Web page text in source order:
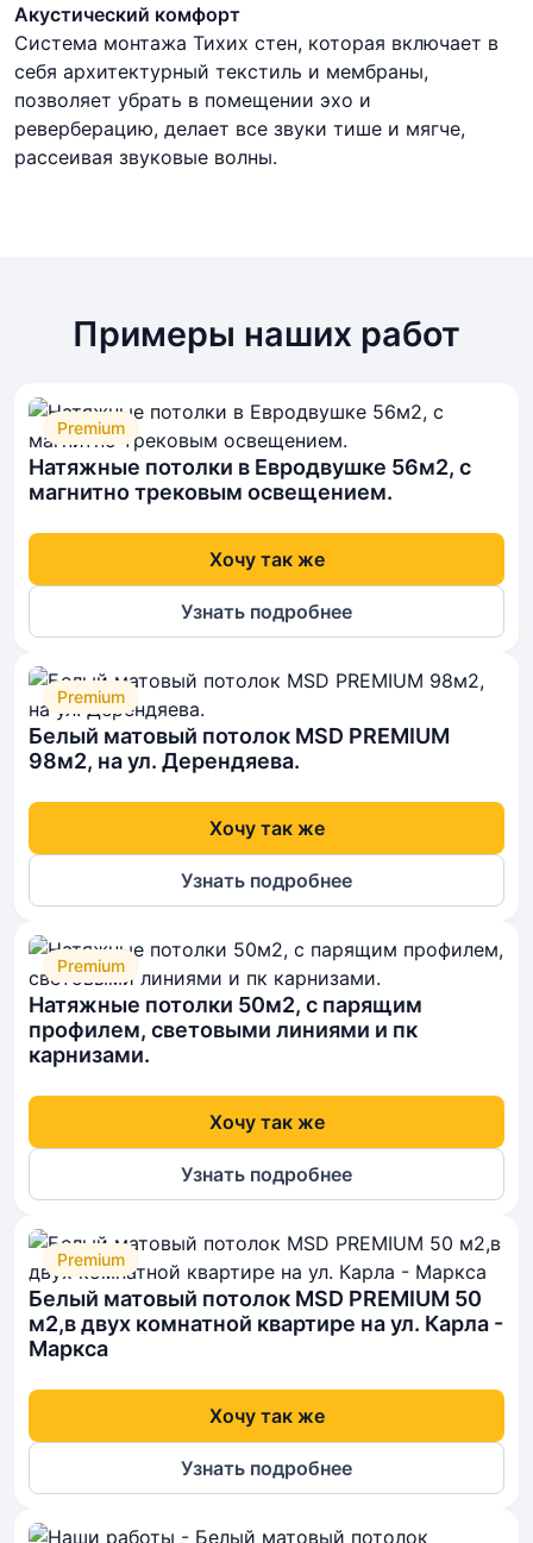
Акустический комфорт
Система монтажа Тихих стен, которая включает в
себя архитектурный текстиль и мембраны,
позволяет убрать в помещении эхо и
реверберацию, делает все звуки тише и мягче,
рассеивая звуковые волны.
Примеры наших работ
Premium
Натяжные потолки в Евродвушке 56м2, с
магнитно трековым освещением.
Хочу так же
Узнать подробнее
Premium
Белый матовый потолок MSD PREMIUM
98м2, на ул. Дерендяева.
Хочу так же
Узнать подробнее
Premium
Натяжные потолки 50м2, с парящим
профилем, световыми линиями и пк
карнизами.
Хочу так же
Узнать подробнее
Premium
Белый матовый потолок MSD PREMIUM 50
м2,в двух комнатной квартире на ул. Карла -
Маркса
Хочу так же
Узнать подробнее